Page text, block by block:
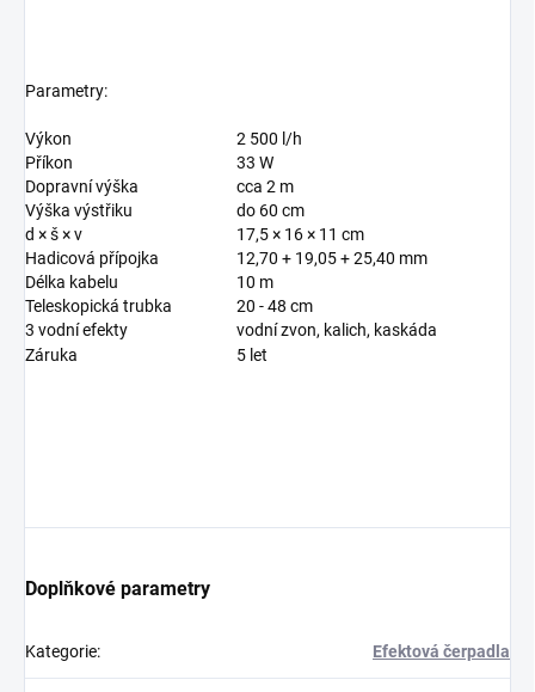
Parametry:
Výkon
2 500 l/h
Příkon
33 W
Dopravní výška
cca 2 m
Výška výstřiku
do 60 cm
d × š × v
17,5 × 16 × 11 cm
Hadicová přípojka
12,70 + 19,05 + 25,40 mm
Délka kabelu
10 m
Teleskopická trubka
20 - 48 cm
3 vodní efekty
vodní zvon, kalich, kaskáda
Záruka
5 let
Doplňkové parametry
Kategorie: Efektová čerpadla